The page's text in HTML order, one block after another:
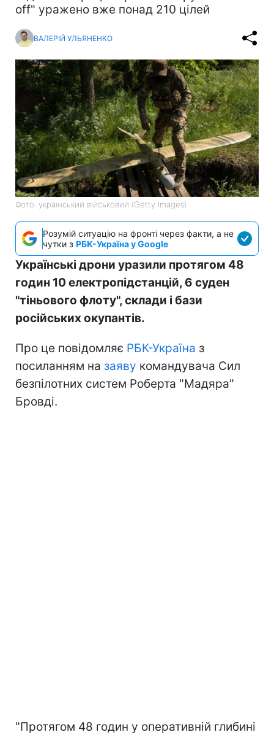
off" уражено вже понад 210 цілей
ВАЛЕРІЙ УЛЬЯНЕНКО
Фото: український військовий (Getty Images)
Розумій ситуацію на фронті через факти, а не
чутки з РБК-Україна у Google
Українські дрони уразили протягом 48
годин 10 електропідстанцій, 6 суден
"тіньового флоту", склади і бази
російських окупантів.
Про це повідомляє РБК-Україна з
посиланням на заяву командувача Сил
безпілотних систем Роберта "Мадяра"
Бровді.
"Протягом 48 годин у оперативній глибині